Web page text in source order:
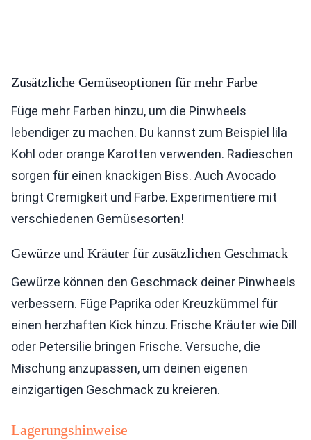
Zusätzliche Gemüseoptionen für mehr Farbe
Füge mehr Farben hinzu, um die Pinwheels
lebendiger zu machen. Du kannst zum Beispiel lila
Kohl oder orange Karotten verwenden. Radieschen
sorgen für einen knackigen Biss. Auch Avocado
bringt Cremigkeit und Farbe. Experimentiere mit
verschiedenen Gemüsesorten!
Gewürze und Kräuter für zusätzlichen Geschmack
Gewürze können den Geschmack deiner Pinwheels
verbessern. Füge Paprika oder Kreuzkümmel für
einen herzhaften Kick hinzu. Frische Kräuter wie Dill
oder Petersilie bringen Frische. Versuche, die
Mischung anzupassen, um deinen eigenen
einzigartigen Geschmack zu kreieren.
Lagerungshinweise